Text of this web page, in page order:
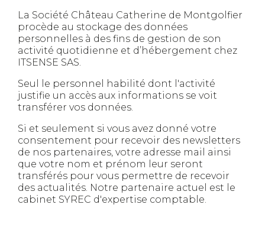
La Société Château Catherine de Montgolfier
procède au stockage des données
personnelles à des fins de gestion de son
activité quotidienne et d’hébergement chez
ITSENSE SAS.
Seul le personnel habilité dont l'activité
justifie un accès aux informations se voit
transférer vos données.
Si et seulement si vous avez donné votre
consentement pour recevoir des newsletters
de nos partenaires, votre adresse mail ainsi
que votre nom et prénom leur seront
transférés pour vous permettre de recevoir
des actualités. Notre partenaire actuel est le
cabinet SYREC d'expertise comptable.